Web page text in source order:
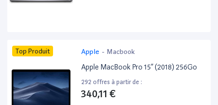
Top Produit Apple - Macbook
Apple MacBook Pro 15” (2018) 256Go
292 offres à partir de :
340,11 €